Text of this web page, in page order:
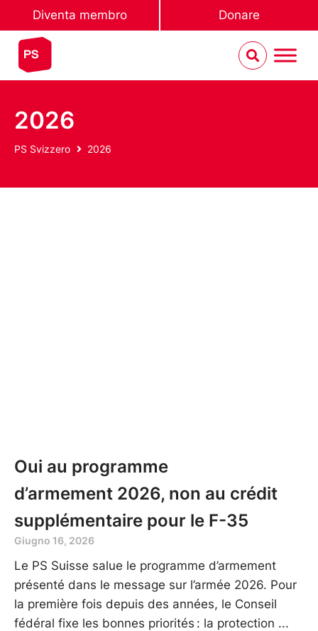
Diventa membro Donare
2026
PS Svizzero 2026
Oui au programme
d’armement 2026, non au crédit
supplémentaire pour le F-35
Giugno 16, 2026
Le PS Suisse salue le programme d’armement
présenté dans le message sur l’armée 2026. Pour
la première fois depuis des années, le Conseil
fédéral fixe les bonnes priorités : la protection